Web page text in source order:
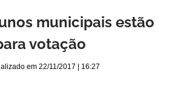
municipais estão
votação
em 22/11/2017 | 16:27